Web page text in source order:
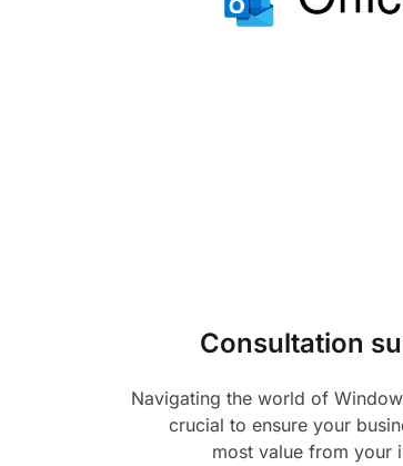
Consultation
Navigating the world of
crucial to ensure your
most value from your